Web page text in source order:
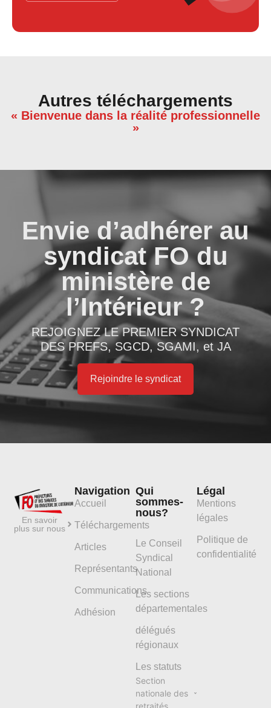
Autres téléchargements
« Bienvenue dans la réalité professionnelle
»
Envie d’adhérer au
syndicat FO du
ministère de
l’Intérieur ?
REJOIGNEZ LE PREMIER SYNDICAT
DES PREFS, SGCD, SGAMI, et JA
Rejoindre le syndicat
En savoir
plus sur nous
Navigation
Accueil
Téléchargements
Articles
Représentants
Communications
Adhésion
Qui
sommes-
nous?
Le Conseil
Syndical
National
Les sections
départementales
délégués
régionaux
Les statuts
Section
nationale des
retraités
Légal
Mentions
légales
Politique de
confidentialité